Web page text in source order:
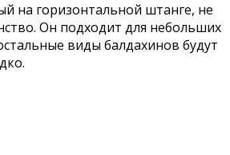
на горизонтальной штанге, не
Он подходит для небольших
виды балдахинов будут